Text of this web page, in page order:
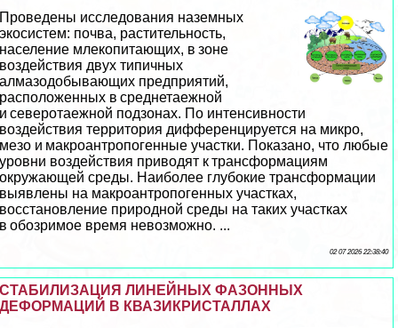
Проведены исследования наземных
экосистем: почва, растительность,
население млекопитающих, в зоне
воздействия двух типичных
алмaзoдобывающих предприятий,
расположенных в среднетаежной
и северотаежной подзонах. По интенсивности
воздействия территория дифференцируется на микро,
мезо и макроантропогенные участки. Показано, что любые
уровни воздействия приводят к трaнcформациям
окружающей среды. Наиболее глубокие трaнcформации
выявлены на макроантропогенных участках,
восстановление природной среды на таких участках
в обозримое время невозможно. ...
02 07 2026 22:38:40
СТАБИЛИЗАЦИЯ ЛИНЕЙНЫХ ФАЗОННЫХ
ДЕФОРМАЦИЙ В КВАЗИКРИСТАЛЛАХ